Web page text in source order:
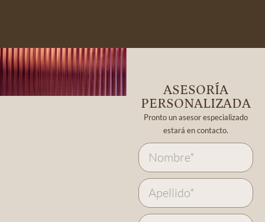
ASESORÍA
PERSONALIZADA
Pronto un asesor especializado
estará en contacto.